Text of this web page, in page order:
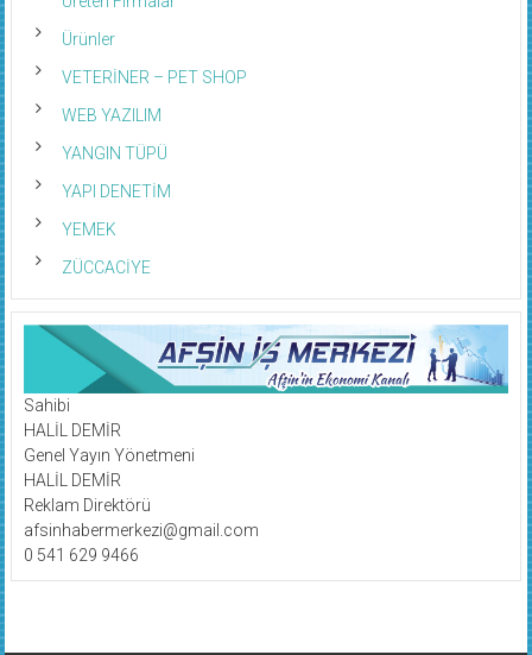
Ürünler
VETERİNER – PET SHOP
WEB YAZILIM
YANGIN TÜPÜ
YAPI DENETİM
YEMEK
ZÜCCACİYE
Sahibi
HALİL DEMİR
Genel Yayın Yönetmeni
HALİL DEMİR
Reklam Direktörü
afsinhabermerkezi@gmail.com
0 541 629 9466